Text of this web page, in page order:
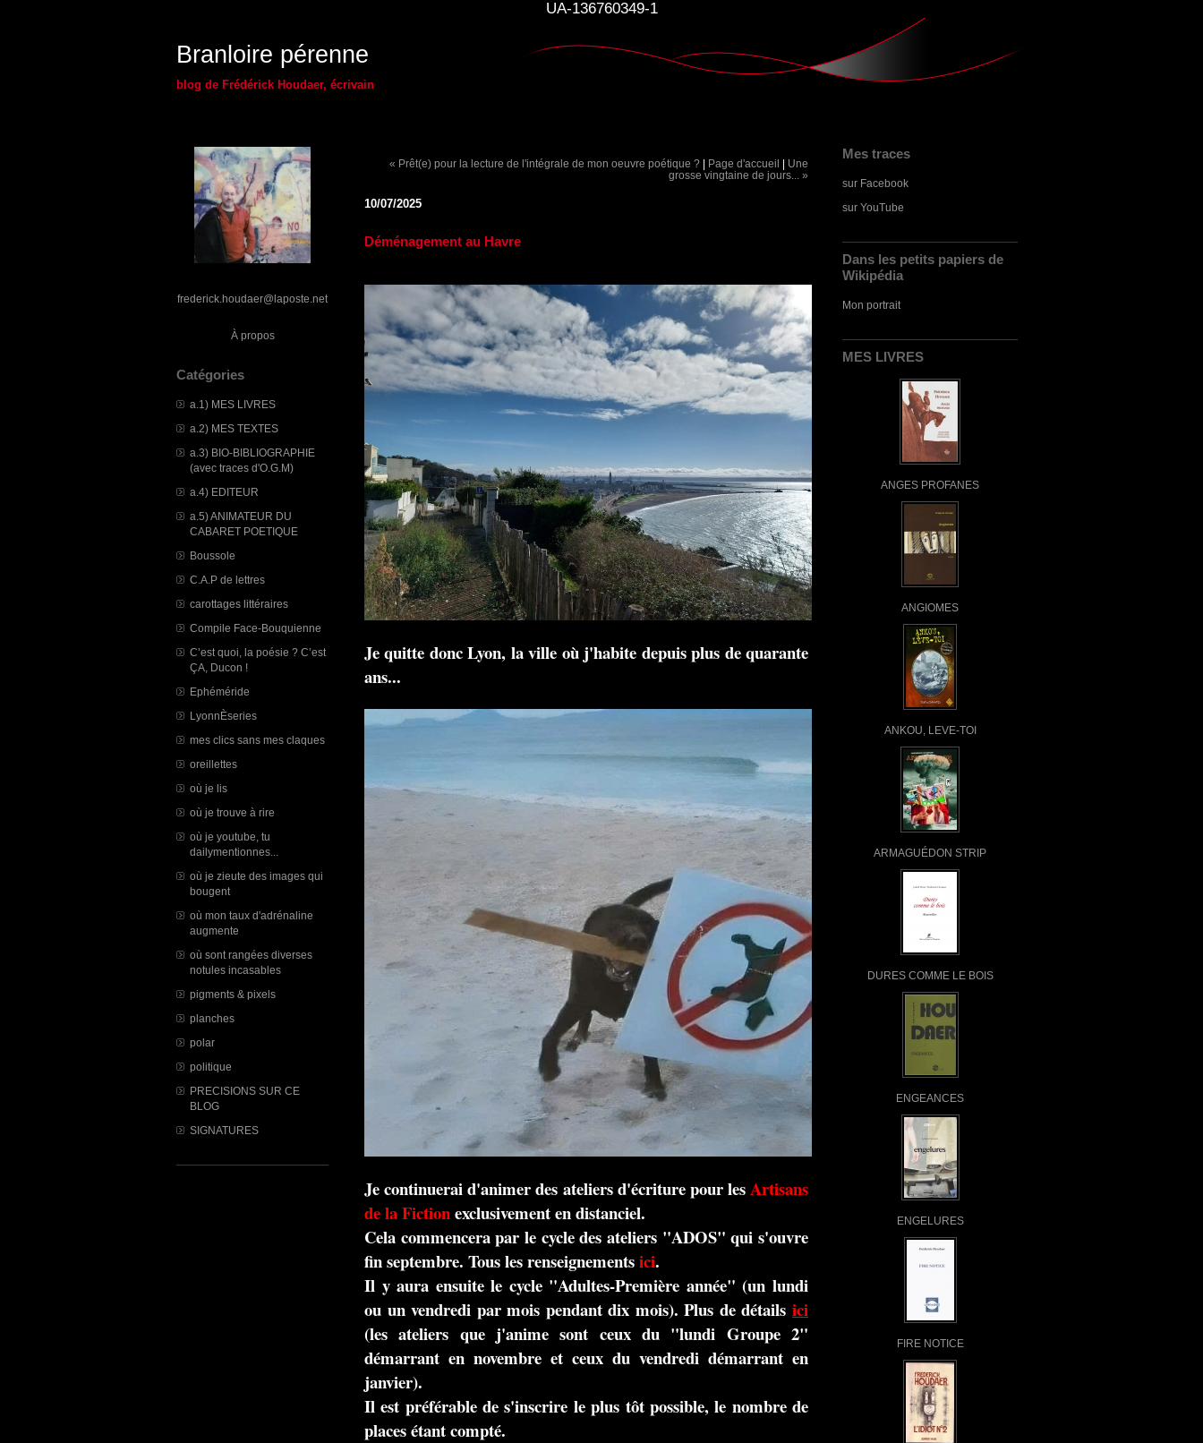
UA-136760349-1
Branloire pérenne
blog de Frédérick Houdaer, écrivain
frederick.houdaer@laposte.net
À propos
Catégories
a.1) MES LIVRES
a.2) MES TEXTES
a.3) BIO-BIBLIOGRAPHIE
(avec traces d'O.G.M)
a.4) EDITEUR
a.5) ANIMATEUR DU
CABARET POETIQUE
Boussole
C.A.P de lettres
carottages littéraires
Compile Face-Bouquienne
C’est quoi, la poésie ? C’est
ÇA, Ducon !
Ephéméride
LyonnÈseries
mes clics sans mes claques
oreillettes
où je lis
où je trouve à rire
où je youtube, tu
dailymentionnes...
où je zieute des images qui
bougent
où mon taux d'adrénaline
augmente
où sont rangées diverses
notules incasables
pigments & pixels
planches
polar
politique
PRECISIONS SUR CE
BLOG
SIGNATURES
Mes traces
sur Facebook
sur YouTube
Dans les petits papiers de
Wikipédia
Mon portrait
MES LIVRES
ANGES PROFANES
ANGIOMES
ANKOU, LEVE-TOI
ARMAGUÉDON STRIP
DURES COMME LE BOIS
ENGEANCES
ENGELURES
FIRE NOTICE
« Prêt(e) pour la lecture de l'intégrale de mon oeuvre poétique ? | Page d'accueil | Une
grosse vingtaine de jours... »
10/07/2025
Déménagement au Havre
Je quitte donc Lyon, la ville où j'habite depuis plus de quarante
ans...
Je continuerai d'animer des ateliers d'écriture pour lesArtisans
de la Fictionexclusivement en distanciel.
Cela commencera par le cycle des ateliers "ADOS" qui s'ouvre
fin septembre. Tous les renseignementsici.
Il y aura ensuite le cycle "Adultes-Première année" (un lundi
ou un vendredi par mois pendant dix mois). Plus de détails ici
(les ateliers que j'anime sont ceux du "lundi Groupe 2"
démarrant en novembre et ceux du vendredi démarrant en
janvier).
Il est préférable de s'inscrire le plus tôt possible, le nombre de
places étant compté.